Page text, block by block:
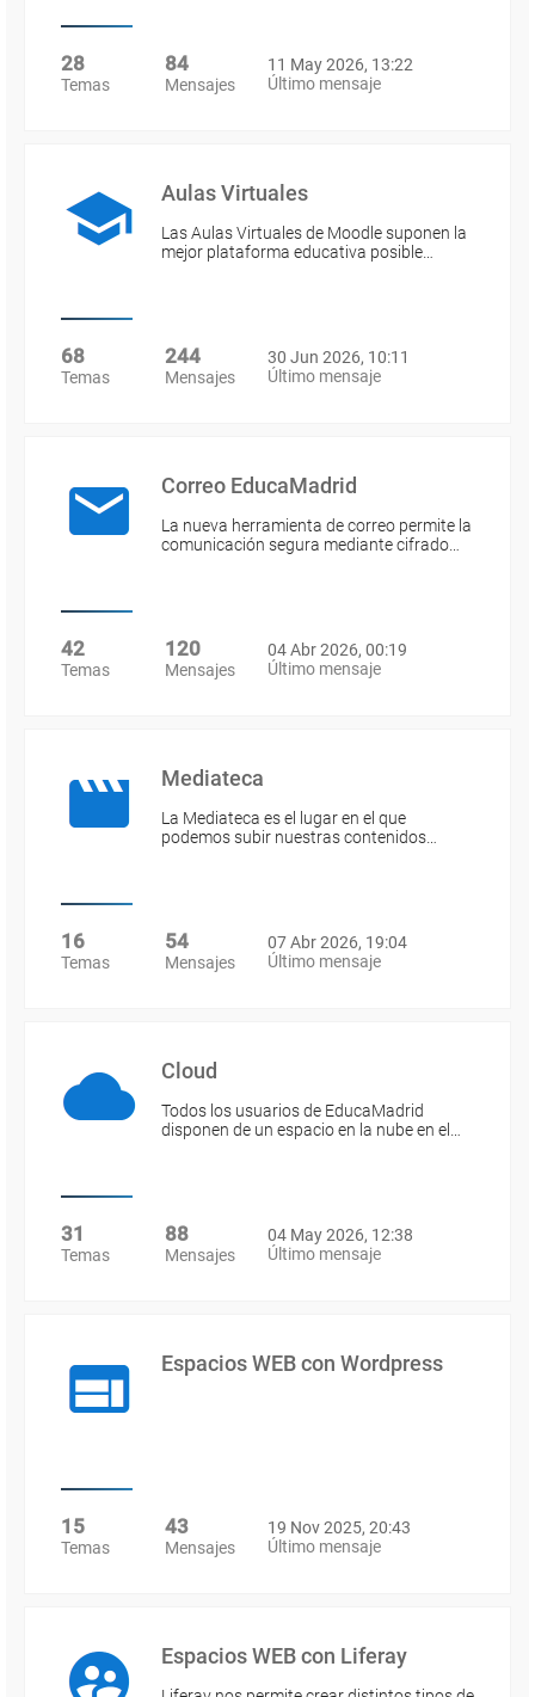
28
Temas
84
Mensajes
11 May 2026, 13:22
Último mensaje
Aulas Virtuales
Las Aulas Virtuales de Moodle suponen la
mejor plataforma educativa posible…
68
Temas
244
Mensajes
30 Jun 2026, 10:11
Último mensaje
Correo EducaMadrid
La nueva herramienta de correo permite la
comunicación segura mediante cifrado…
42
Temas
120
Mensajes
04 Abr 2026, 00:19
Último mensaje
Mediateca
La Mediateca es el lugar en el que
podemos subir nuestras contenidos…
16
Temas
54
Mensajes
07 Abr 2026, 19:04
Último mensaje
Cloud
Todos los usuarios de EducaMadrid
disponen de un espacio en la nube en el…
31
Temas
88
Mensajes
04 May 2026, 12:38
Último mensaje
Espacios WEB con Wordpress
15
Temas
43
Mensajes
19 Nov 2025, 20:43
Último mensaje
Espacios WEB con Liferay